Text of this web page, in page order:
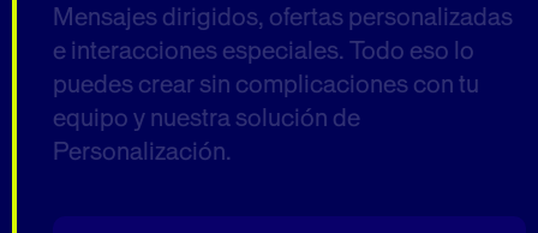
Mensajes dirigidos, ofertas personalizadas
e interacciones especiales. Todo eso lo
puedes crear sin complicaciones con tu
equipo y nuestra solución de
Personalización.